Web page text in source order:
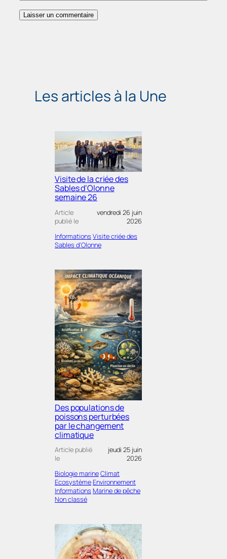
Les articles à la Une
Visite de la criée des
Sables d’Olonne
semaine 26
Article
publié le
vendredi 26 juin
2026
Informations Visite criée des
Sables d’Olonne
Des populations de
poissons perturbées
par le changement
climatique
Article publié
le
jeudi 25 juin
2026
Biologie marineClimat
EcosystèmeEnvironnement
Informations Marine de pêche
Non classé